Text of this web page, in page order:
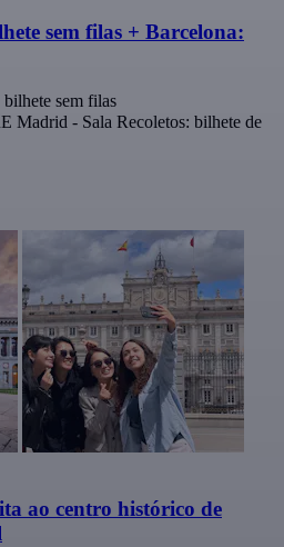
sem filas + Barcelona:
sem filas
Madrid - Sala Recoletos: bilhete de
ao centro histórico de